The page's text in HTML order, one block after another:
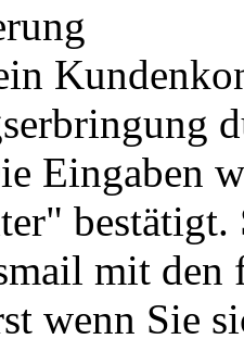
Eingaben
bestätigt.
mit
wenn Sie